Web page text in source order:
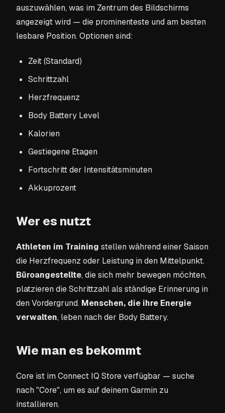
auszuwählen, was im Zentrum des Bildschirms
angezeigt wird — die prominenteste und am besten
lesbare Position. Optionen sind:
Zeit (Standard)
Schrittzahl
Herzfrequenz
Body Battery Level
Kalorien
Gestiegene Etagen
Fortschritt der Intensitätsminuten
Akkuprozent
Wer es nutzt
Athleten im Training stellen während einer Saison
die Herzfrequenz oder Leistung in den Mittelpunkt.
Büroangestellte, die sich mehr bewegen möchten,
platzieren die Schrittzahl als ständige Erinnerung in
den Vordergrund. Menschen, die ihre Energie
verwalten, leben nach der Body Battery.
Wie man es bekommt
Core ist im Connect IQ Store verfügbar — suche
nach "Core", um es auf deinem Garmin zu
installieren.